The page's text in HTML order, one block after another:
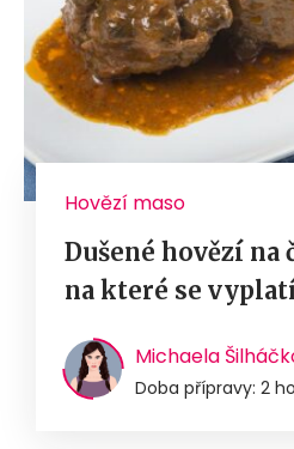
Hovězí maso
Dušené hovězí na
na které se
Michaela
Doba přípravy: 2